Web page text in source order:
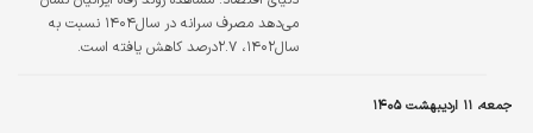
می‌دهد مصرف سرانه در سال۱۴۰۴ نسبت به
سال۱۴۰۲، ۲.۷درصد کاهش یافته است.
جمعه، ۱۱ اردیبهشت ۱۴۰۵